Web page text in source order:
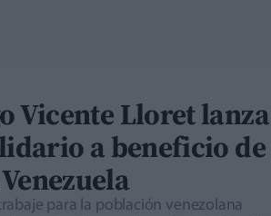
Vicente Lloret lanza
a beneficio de
para la población venezolana